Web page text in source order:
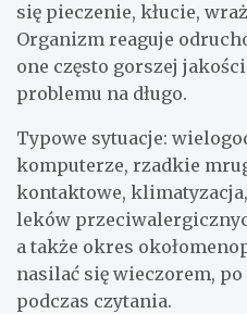
się pieczenie, kłucie,
Organizm reaguje
one często gorszej
problemu na długo.
Typowe sytuacje:
komputerze, rzadkie
kontaktowe,
leków
a także okres
nasilać się wieczorem,
podczas czytania.